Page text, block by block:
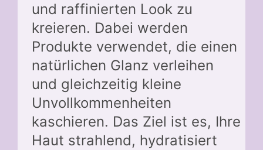
und raffinierten Look zu
kreieren. Dabei werden
Produkte verwendet, die einen
natürlichen Glanz verleihen
und gleichzeitig kleine
Unvollkommenheiten
kaschieren. Das Ziel ist es, Ihre
Haut strahlend, hydratisiert